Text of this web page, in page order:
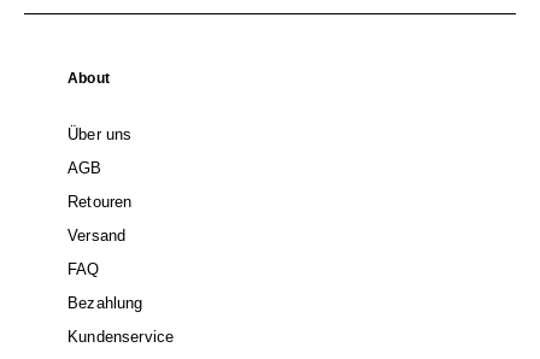
About
Über uns
AGB
Retouren
Versand
FAQ
Bezahlung
Kundenservice